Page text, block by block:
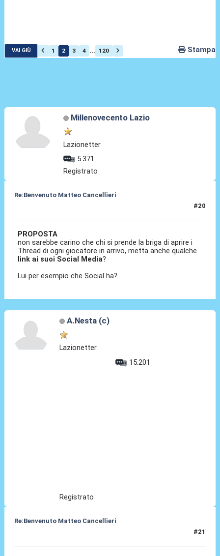
VAI GIÙ 1 2 3 4 ... 120 Stampa
Millenovecento Lazio
Lazionetter
5.371
Registrato
Re:Benvenuto Matteo Cancellieri
#20
PROPOSTA
non sarebbe carino che chi si prende la briga di aprire i
Thread di ogni giocatore in arrivo, metta anche qualche
link ai suoi Social Media?
Lui per esempio che Social ha?
A.Nesta (c)
Lazionetter
15.201
Registrato
Re:Benvenuto Matteo Cancellieri
#21